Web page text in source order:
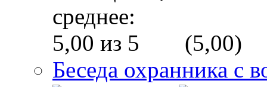
(5,00)
Беседа охранника с